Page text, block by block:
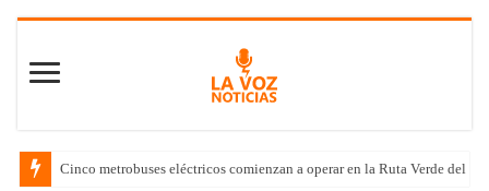
Cinco metrobuses eléctricos comienzan a operar en la Ruta Verde del